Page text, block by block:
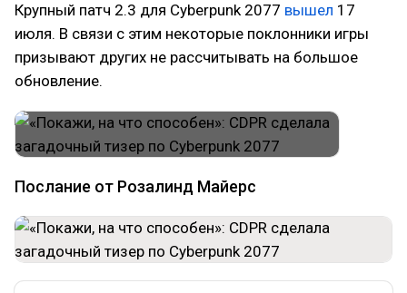
Крупный патч 2.3 для Cyberpunk 2077 вышел 17
июля. В связи с этим некоторые поклонники игры
призывают других не рассчитывать на большое
обновление.
Послание от Розалинд Майерс